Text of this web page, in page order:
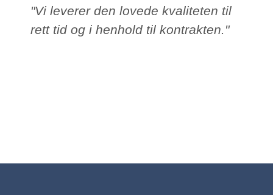
"Vi leverer den lovede kvaliteten til
rett tid og i henhold til kontrakten."